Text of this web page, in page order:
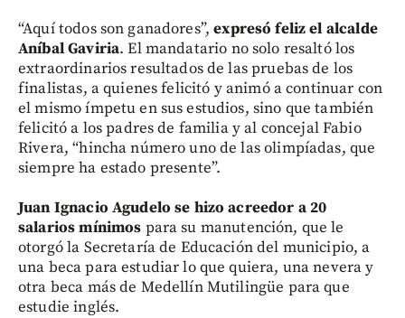
“Aquí todos son ganadores”,expresó feliz el alcalde
Aníbal Gaviria. El mandatario no solo resaltó los
extraordinarios resultados de las pruebas de los
finalistas, a quienes felicitó y animó a continuar con
el mismo ímpetu en sus estudios, sino que también
felicitó a los padres de familia y al concejal Fabio
Rivera, “hincha número uno de las olimpíadas, que
siempre ha estado presente”.
Juan Ignacio Agudelo se hizo acreedor a 20
salarios mínimos para su manutención, que le
otorgó la Secretaría de Educación del municipio, a
una beca para estudiar lo que quiera, una nevera y
otra beca más de Medellín Mutilingüe para que
estudie inglés.